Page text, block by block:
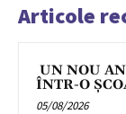
Articole
UN NOU
ÎNTR-O
05/08/2026